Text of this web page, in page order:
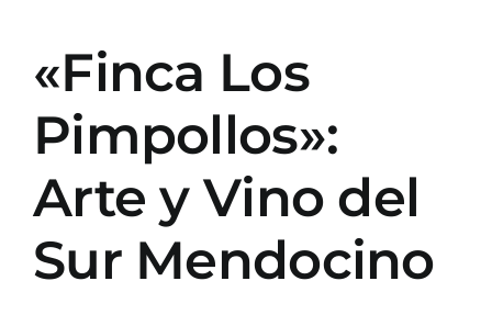
«Finca Los
Pimpollos»:
Arte y Vino del
Sur Mendocino